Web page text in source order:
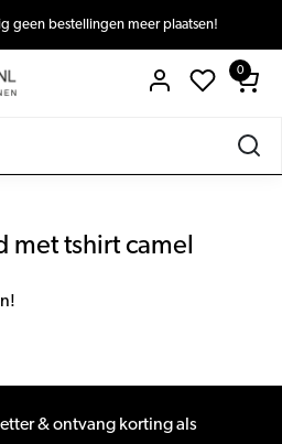
geen bestellingen meer plaatsen!
0
met tshirt camel
& ontvang korting als